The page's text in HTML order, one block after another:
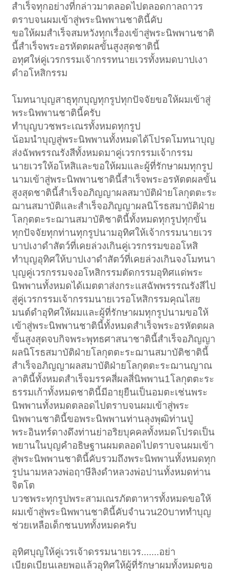
สำเร็จทุกอย่างที่กล่าวมาตลอดไปตลอดกาลถาวร
ตราบจนผมเข้าสู่พระนิพพานชาตินี้คับ
ขอให้ผมสำเร็จสมหวังทุกเรื่องเข้าสู่พระนิพพานชาติ
นี้สำเร็จพระอรหัตตผลขั้นสูงสุดชาตินี้
อทุศให่คู่เวรกรรมเจ้ากรรทนายเวรทั้งหมดบาปเงา
ดำอโหสิกรรม
โมทนาบุญสาธุทุกบุญทุกรูปทุกปัจจัยขอให้ผมเข้าสู่
พระนิพพานชาตินี้ครับ
ทำบุญบวชพระเณรทั้งหมดทุกรูป
น้อมนำบุญสู่พระนิพพานทั้งหมดได้โปรดโมทนาบุญ
ส่งฉัพพรรณรังสีทั้งหมดมาคู่เวรกรรมเจ้ากรรม
นายเวรให้อโหสิและขอให้ผมและผู้ที่รักษาผมทุกรูป
นามเข้าสู่พระนิพพานชาตินี้สำเร็จพระอรหัตตผลขั้น
สูงสุดชาตินี้สำเร็จอภิญญาผลสมาบัติฝ่ายโลกุตตะระ
ฌานสมาบัติและสำเร็จอภิญญาผลนิโรธสมาบัติฝ่าย
โลกุตตะระฌานสมาบัติชาตินี้ทั้งหมดทุกรูปทุกขั้น
ทุกปัจจัยทุกท่านทุกรูปนามอุทิศให้เจ้ากรรมนายเวร
บาปเงาดำสัตว์ที่เคยล่วงเกินคู่เวรกรรมขออโหสิ
ทำบุญอุทิศให้บาปเงาดำสัตว์ที่เคยล่วงเกินจงโมทนา
บุญคู่เวรกรรมจงอโหสิกรรมตัดกรรมอุทิศแด่พระ
นิพพานทั้งหมดได้เมตตาส่งกระแสฉัพพรรรณรังสีไป
สู่คู่เวรกรรมเจ้ากรรมนายเวรอโหสิกรรมคุณไสย
มนต์ดำอุทิศให้ผมและผู้ที่รักษาผมทุกรูปนามขอให้
เข้าสู่พระนิพพานชาตินี้ทั้งหมดสำเร็จพระอรหัตตผล
ขั้นสูงสุดจบกิจพระพุทธศาสนาชาตินี้สำเร็จอภิญญา
ผลนิโรธสมาบัติฝ่ายโลกุตตะระฌานสมาบัติชาตินี้
สำเร็จอภิญญาผลสมาบัติฝ่ายโลกุตตะระฌานญาณ
ลาตินี้ทั้งหมดสำเร็จมรรคสี่ผลสี่นิพพาน1โลกุตตะระ
ธรรมเก้าทั้งหมดชาตินี้มีอายุยืนเป็นอมตะเช่นพระ
นิพพานทั้งหมดตลอดไปตราบจนผมเข้าสู่พระ
นิพพานชาตินี้ขอพระนิพพานท่านลุงพุฒิท่านปู่
พระอินทร์ดางดึงท่านย่าอริยบุคคลทั้งหมดโปรดเป็น
พยานในบุญคำอธิษฐานผมตลอดไปตราบจนผมเข้า
สู่พระนิพพานชาตินี้คับรวมถึงพระนิพพานทั้งหมดทุก
รูปนามหลวงพ่อฤาษีลิงดำหลวงพ่อปานทั้งหมดท่าน
จิตโต
บวชพระทุกรูปพระสามเณรภัตตาหารทั้งหมดขอให้
ผมเข้าสู่พระนิพพานชาตินี้คับจำนวน20บาททำบุญ
ช่วยเหลือเด็กชนบททั้งหมดครับ
อุทิศบุญให้คู่เวรเจ้าดรรมนายเวร.......อย่า
เบียดเบียนเลยพอแล้วอุทิศให้ผู้ที่รักษาผมทั้งหมดขอ